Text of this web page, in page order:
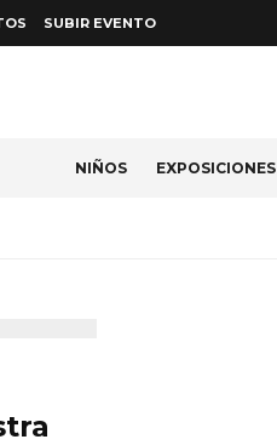
SUBIR EVENTO
NIÑOS EXPOSICIONES